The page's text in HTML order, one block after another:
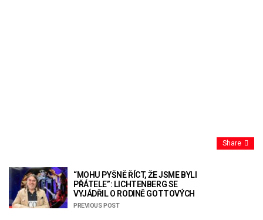
Share
“MOHU PYŠNĚ ŘÍCT, ŽE JSME BYLI
PŘÁTELE”: LICHTENBERG SE
VYJÁDŘIL O RODINĚ GOTTOVÝCH
PREVIOUS POST